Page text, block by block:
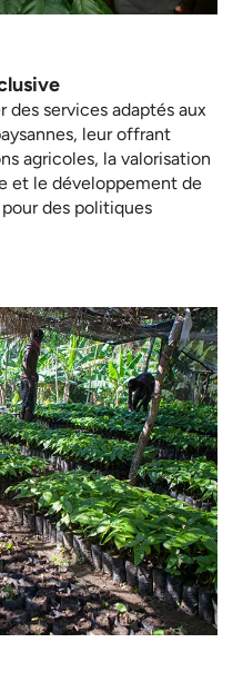
des services adaptés aux
leur offrant
agricoles, la valorisation
et le développement de
des politiques